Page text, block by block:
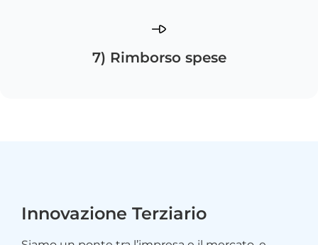
7) Rimborso spese
Innovazione Terziario